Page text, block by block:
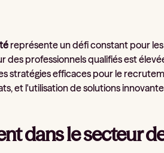
représente un défi constant pour
des professionnels qualifiés est
stratégies efficaces pour le
et l'utilisation de solutions
dans le secteur